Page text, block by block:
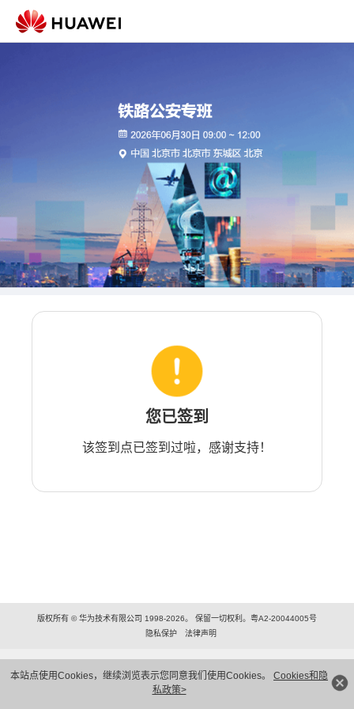
本站点使用Cookies，继续浏览表示您同意我们使用Cookies。 Cookies和隐
私政策>
您已签到
该签到点已签到过啦，感谢支持！
版权所有 © 华为技术有限公司 1998-2026。 保留一切权利。粤A2-20044005号
隐私保护
法律声明